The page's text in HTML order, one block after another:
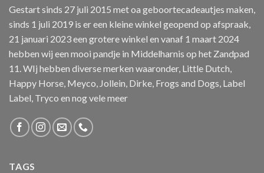
Gestart sinds 27 juli 2015 met oa geboortecadeautjes maken,
sinds 1 juli 2019 is er een kleine winkel geopend op afspraak,
21 januari 2023 een grotere winkel en vanaf 1 maart 2024
hebben wij een mooi pandje in Middelharnis op het Zandpad
11. WIj hebben diverse merken waaronder, Little Dutch,
Happy Horse, Meyco, Jollein, Dirke, Frogs and Dogs, Label
Label, Tryco en nog vele meer
TAGS